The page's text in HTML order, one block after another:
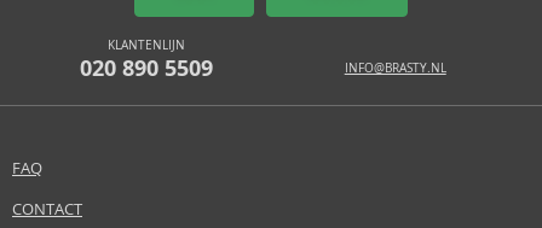
KLANTENLIJN
020 890 5509 INFO@BRASTY.NL
FAQ
CONTACT